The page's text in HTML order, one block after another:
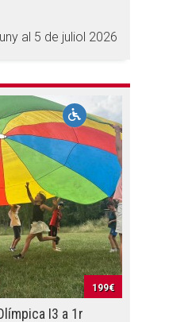
al 5 de juliol 2026
199€
I3 a 1r